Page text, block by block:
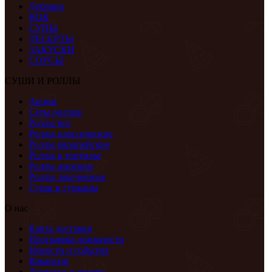
Добавки
ВОК
СУПЫ
ДЕСЕРТЫ
ЗАКУСКИ
СОУСЫ
СУШИ И РОЛЛЫ
Акции
Сеты роллов
Роллы все
Роллы классические
Роллы европейские
Роллы в тортилье
Роллы жареные
Роллы запеченные
Суши и гунканы
О нас
Карта доставки
Программа лояльности
Новости и события
Вакансии